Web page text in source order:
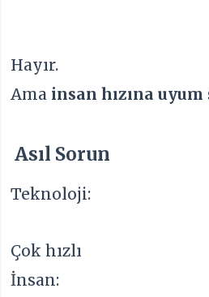
Hayır.
Ama insan hızına uyum
Asıl Sorun
Teknoloji:
Çok hızlı
İnsan: